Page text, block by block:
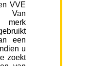
VVE
Van
merk
een
u
zoekt